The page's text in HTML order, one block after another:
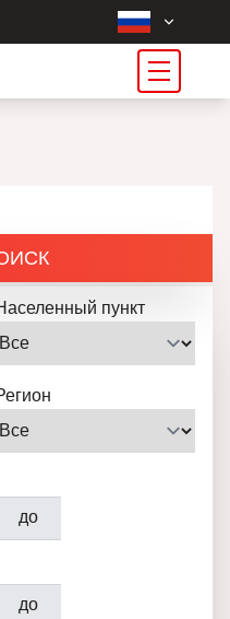
пункт
до
до